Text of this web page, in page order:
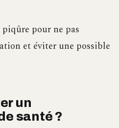
pour ne pas
et éviter une possible
un
santé ?